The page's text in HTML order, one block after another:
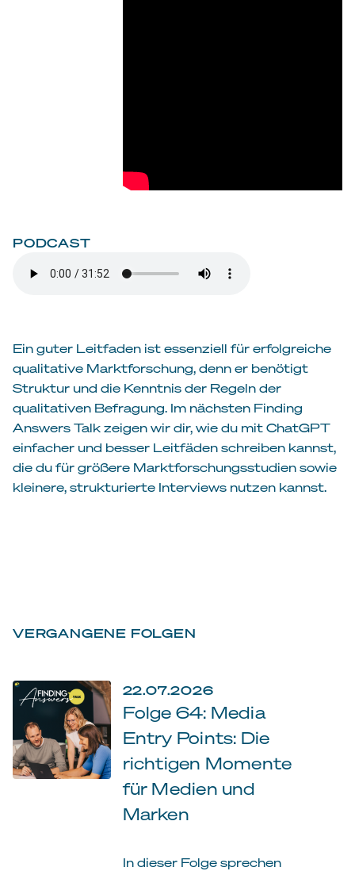
PODCAST
Ein guter Leitfaden ist essenziell für erfolgreiche
qualitative Marktforschung, denn er benötigt
Struktur und die Kenntnis der Regeln der
qualitativen Befragung. Im nächsten Finding
Answers Talk zeigen wir dir, wie du mit ChatGPT
einfacher und besser Leitfäden schreiben kannst,
die du für größere Marktforschungsstudien sowie
kleinere, strukturierte Interviews nutzen kannst.
VERGANGENE FOLGEN
22.07.2026
Folge 64: Media
Entry Points: Die
richtigen Momente
für Medien und
Marken
In dieser Folge sprechen